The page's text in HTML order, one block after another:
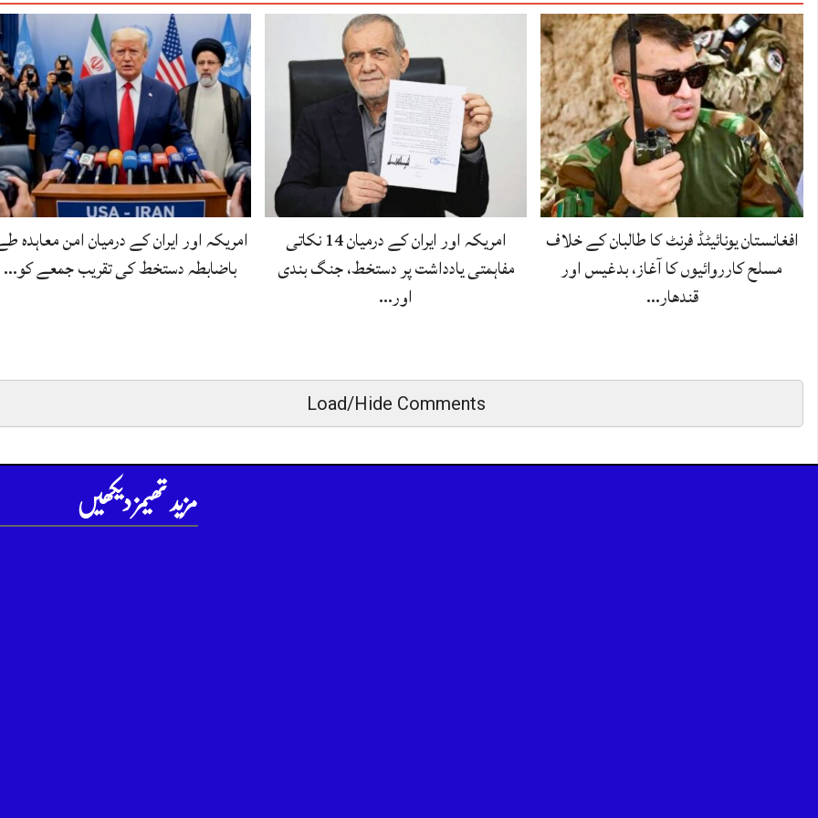
افغانستان یونائیٹڈ فرنٹ کا طالبان کے خلاف
مسلح کارروائیوں کا آغاز، بدغیس اور
قندھار…
امریکہ اور ایران کے درمیان 14 نکاتی
مفاہمتی یادداشت پر دستخط، جنگ بندی
اور…
امریکہ اور ایران کے درمیان امن معاہدہ
باضابطہ دستخط کی تقریب جمعے کو…
Load/Hide Comments
مزید تھیمز دیکھیں